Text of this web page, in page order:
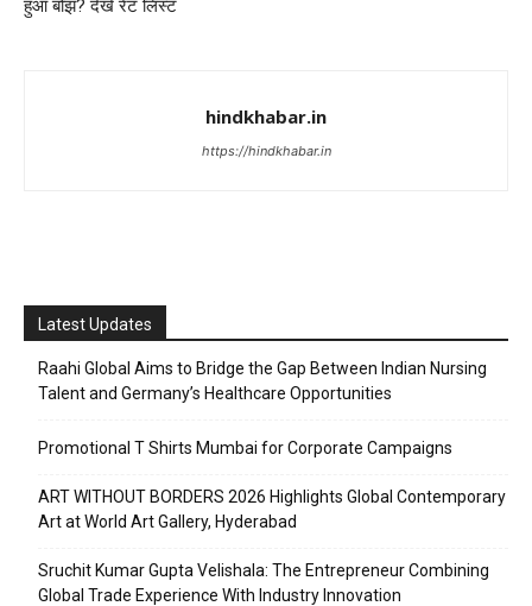
हुआ बोझ? देखें रेट लिस्ट
hindkhabar.in
https://hindkhabar.in
Latest Updates
Raahi Global Aims to Bridge the Gap Between Indian Nursing
Talent and Germany’s Healthcare Opportunities
Promotional T Shirts Mumbai for Corporate Campaigns
ART WITHOUT BORDERS 2026 Highlights Global Contemporary
Art at World Art Gallery, Hyderabad
Sruchit Kumar Gupta Velishala: The Entrepreneur Combining
Global Trade Experience With Industry Innovation